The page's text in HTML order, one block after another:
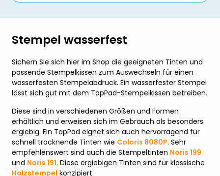
Stempel wasserfest
Sichern Sie sich hier im Shop die geeigneten Tinten und
passende Stempelkissen zum Auswechseln für einen
wasserfesten Stempelabdruck. Ein wasserfester Stempel
lässt sich gut mit dem TopPad-Stempelkissen betreiben.
Diese sind in verschiedenen Größen und Formen
erhältlich und erweisen sich im Gebrauch als besonders
ergiebig. Ein TopPad eignet sich auch hervorragend für
schnell trocknende Tinten wie Coloris 8080P. Sehr
empfehlenswert sind auch die Stempeltinten Noris 199
und Noris 191. Diese ergiebigen Tinten sind für klassische
Holzstempel konzipiert.